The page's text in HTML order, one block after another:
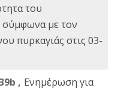
του
με τον
πυρκαγιάς στις 03-
, Ενημέρωση για